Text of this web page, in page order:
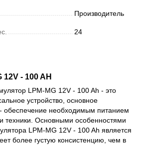
Производитель
24
- 100 AH
LPM-MG 12V - 100 Ah - это
устройство, основное
- обеспечение необходимым питанием
техники. Основными особенностями
LPM-MG 12V - 100 Ah является
более густую консистенцию, чем в